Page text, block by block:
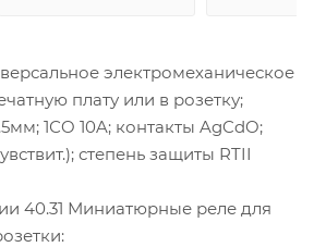
электромеханическое
плату или в розетку;
1СO 10A; контакты AgCdO;
степень защиты RTII
40.31 Миниатюрные реле для